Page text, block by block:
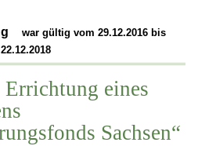
war gültig vom 29.12.2016 bis
22.12.2018
Errichtung eines
Sachsen“